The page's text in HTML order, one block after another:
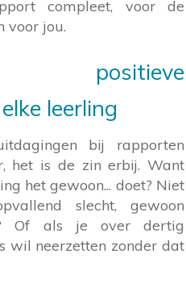
compleet, voor de
voor jou.
positieve
leerling
bij rapporten
het is de zin erbij. Want
het gewoon... doet? Niet
slecht, gewoon
Of als je over dertig
wil neerzetten zonder dat